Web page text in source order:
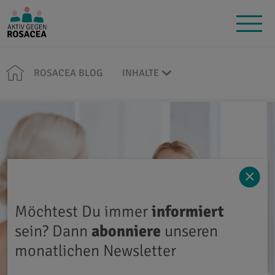
ROSACEA BLOG INHALTE
×
Möchtest Du immerinformiert
sein? Dann abonniere unseren
monatlichen Newsletter